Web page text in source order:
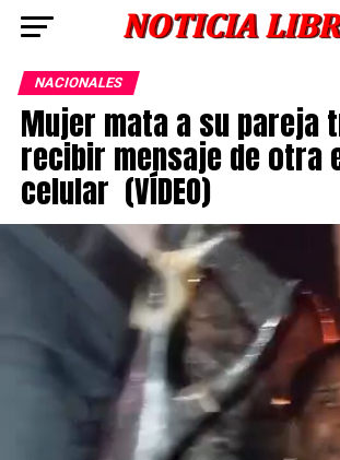
NACIONALES
Mujer mata a su pareja
recibir mensaje de otra
celular (VÍDEO)